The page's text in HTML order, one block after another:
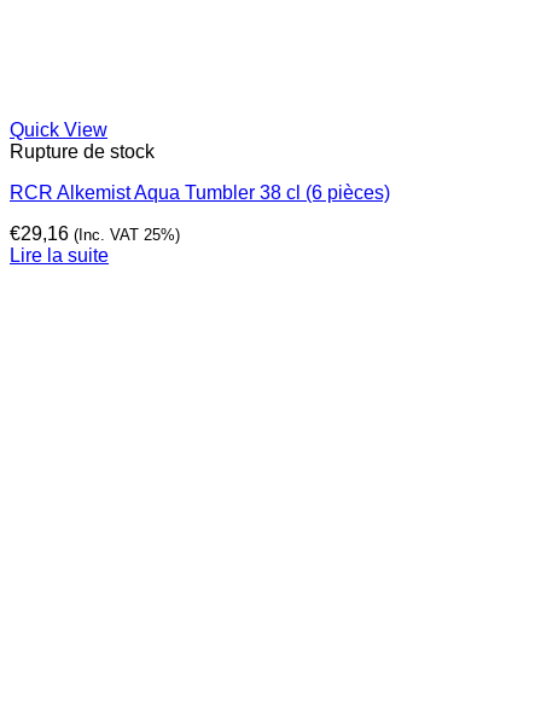
Quick View
Rupture de stock
RCR Alkemist Aqua Tumbler 38 cl (6 pièces)
€29,16 (Inc. VAT 25%)
Lire la suite